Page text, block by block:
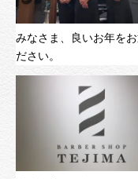
みなさま、良いお年をお
ださい。